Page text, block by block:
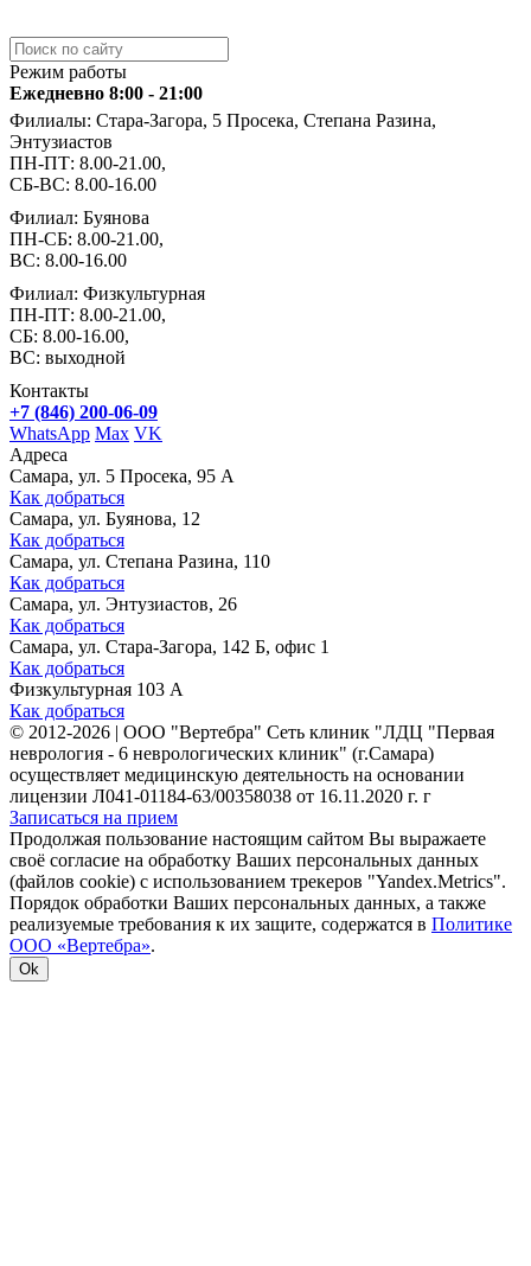
Режим работы
Ежедневно 8:00 - 21:00
Филиалы: Стара-Загора, 5 Просека, Степана Разина,
Энтузиастов
ПН-ПТ: 8.00-21.00,
СБ-ВС: 8.00-16.00
Филиал: Буянова
ПН-СБ: 8.00-21.00,
ВС: 8.00-16.00
Филиал: Физкультурная
ПН-ПТ: 8.00-21.00,
СБ: 8.00-16.00,
ВС: выходной
Контакты
+7 (846) 200-06-09
WhatsApp Max VK
Адреса
Самара, ул. 5 Просека, 95 А
Как добраться
Самара, ул. Буянова, 12
Как добраться
Самара, ул. Степана Разина, 110
Как добраться
Самара, ул. Энтузиастов, 26
Как добраться
Самара, ул. Стара-Загора, 142 Б, офис 1
Как добраться
Физкультурная 103 А
Как добраться
© 2012-2026 | ООО "Вертебра" Сеть клиник "ЛДЦ "Первая
неврология - 6 неврологических клиник" (г.Самара)
осуществляет медицинскую деятельность на основании
лицензии Л041-01184-63/00358038 от 16.11.2020 г. г
Записаться на прием
Продолжая пользование настоящим сайтом Вы выражаете
своё согласие на обработку Ваших персональных данных
(файлов cookie) с использованием трекеров "Yandex.Metrics".
Порядок обработки Ваших персональных данных, а также
реализуемые требования к их защите, содержатся в Политике
ООО «Вертебра».
Ok